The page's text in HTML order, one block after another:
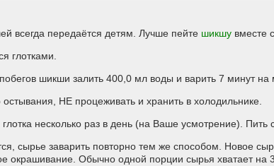
всегда передаётся детям. Лучше пейте шикшу вместе
глотками.
шикши залить 400,0 мл воды и варить 7 минут на
остывания, НЕ процеживать и хранить в холодильнике.
несколько раз в день (на Ваше усмотрение). Пить
сырье заварить повторно тем же способом. Новое
окрашивание. Обычно одной порции сырья хватает на 3